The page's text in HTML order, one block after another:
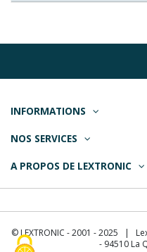
INFORMATIONS
NOS SERVICES
A PROPOS DE LEXTRONIC
© LEXTRONIC - 2001 - 2025 |
- 94510 La